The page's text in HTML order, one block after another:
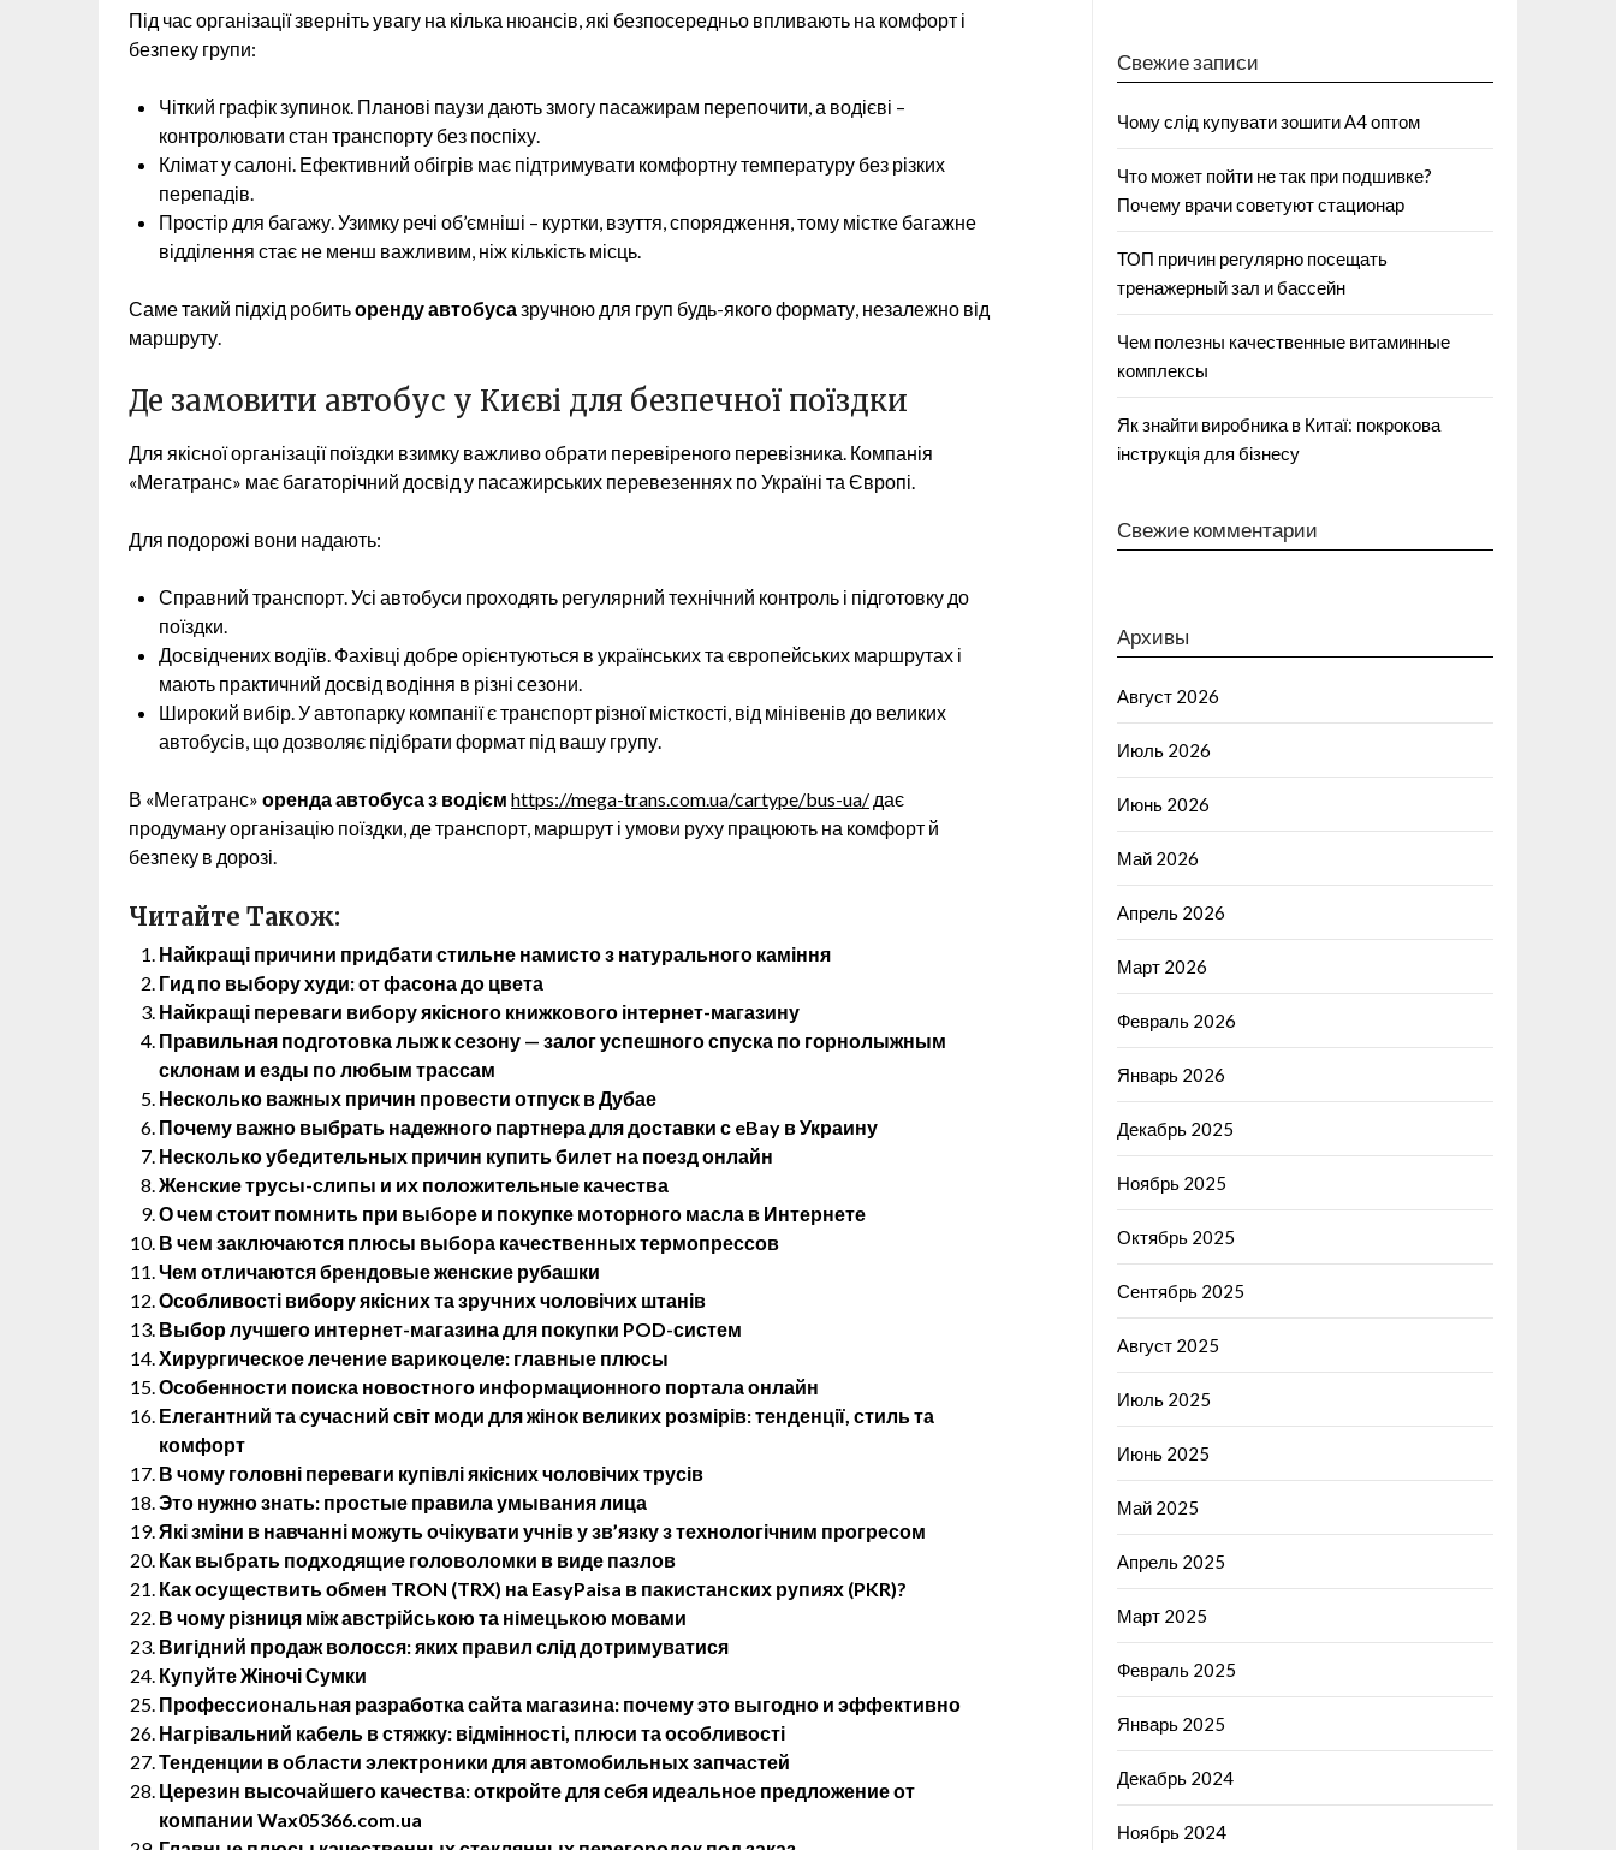
Під час організації зверніть увагу на кілька нюансів, які безпосередньо впливають на комфорт і
безпеку групи:
Чіткий графік зупинок. Планові паузи дають змогу пасажирам перепочити, а водієві –
контролювати стан транспорту без поспіху.
Клімат у салоні. Ефективний обігрів має підтримувати комфортну температуру без різких
перепадів.
Простір для багажу. Узимку речі об’ємніші – куртки, взуття, спорядження, тому містке багажне
відділення стає не менш важливим, ніж кількість місць.
Саме такий підхід робитьоренду автобусазручною для груп будь-якого формату, незалежно від
маршруту.
Де замовити автобус у Києві для безпечної поїздки
Для якісної організації поїздки взимку важливо обрати перевіреного перевізника. Компанія
«Мегатранс» має багаторічний досвід у пасажирських перевезеннях по Україні та Європі.
Для подорожі вони надають:
Справний транспорт. Усі автобуси проходять регулярний технічний контроль і підготовку до
поїздки.
Досвідчених водіїв. Фахівці добре орієнтуються в українських та європейських маршрутах і
мають практичний досвід водіння в різні сезони.
Широкий вибір. У автопарку компанії є транспорт різної місткості, від мінівенів до великих
автобусів, що дозволяє підібрати формат під вашу групу.
В «Мегатранс» оренда автобуса з водієм https://mega-trans.com.ua/cartype/bus-ua/ дає
продуману організацію поїздки, де транспорт, маршрут і умови руху працюють на комфорт й
безпеку в дорозі.
Читайте Також:
Найкращі причини придбати стильне намисто з натурального каміння
Гид по выбору худи: от фасона до цвета
Найкращі переваги вибору якісного книжкового інтернет-магазину
Правильная подготовка лыж к сезону — залог успешного спуска по горнолыжным
склонам и езды по любым трассам
Несколько важных причин провести отпуск в Дубае
Почему важно выбрать надежного партнера для доставки с eBay в Украину
Несколько убедительных причин купить билет на поезд онлайн
Женские трусы-слипы и их положительные качества
О чем стоит помнить при выборе и покупке моторного масла в Интернете
В чем заключаются плюсы выбора качественных термопрессов
Чем отличаются брендовые женские рубашки
Особливості вибору якісних та зручних чоловічих штанів
Выбор лучшего интернет-магазина для покупки POD-систем
Хирургическое лечение варикоцеле: главные плюсы
Особенности поиска новостного информационного портала онлайн
Елегантний та сучасний світ моди для жінок великих розмірів: тенденції, стиль та
комфорт
В чому головні переваги купівлі якісних чоловічих трусів
Это нужно знать: простые правила умывания лица
Які зміни в навчанні можуть очікувати учнів у зв’язку з технологічним прогресом
Как выбрать подходящие головоломки в виде пазлов
Как осуществить обмен TRON (TRX) на EasyPaisa в пакистанских рупиях (PKR)?
В чому різниця між австрійською та німецькою мовами
Вигідний продаж волосся: яких правил слід дотримуватися
Купуйте Жіночі Сумки
Профессиональная разработка сайта магазина: почему это выгодно и эффективно
Нагрівальний кабель в стяжку: відмінності, плюси та особливості
Тенденции в области электроники для автомобильных запчастей
Церезин высочайшего качества: откройте для себя идеальное предложение от
компании Wax05366.com.ua
Свежие записи
Чому слід купувати зошити А4 оптом
Что может пойти не так при подшивке?
Почему врачи советуют стационар
ТОП причин регулярно посещать
тренажерный зал и бассейн
Чем полезны качественные витаминные
комплексы
Як знайти виробника в Китаї: покрокова
інструкція для бізнесу
Свежие комментарии
Архивы
Август 2026
Июль 2026
Июнь 2026
Май 2026
Апрель 2026
Март 2026
Февраль 2026
Январь 2026
Декабрь 2025
Ноябрь 2025
Октябрь 2025
Сентябрь 2025
Август 2025
Июль 2025
Июнь 2025
Май 2025
Апрель 2025
Март 2025
Февраль 2025
Январь 2025
Декабрь 2024
Ноябрь 2024